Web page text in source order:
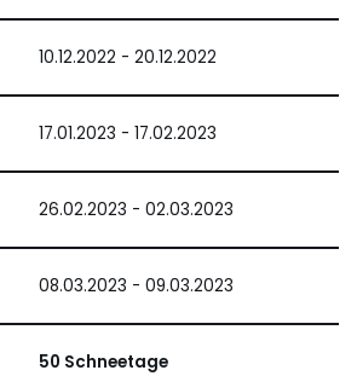
10.12.2022 - 20.12.2022
17.01.2023 - 17.02.2023
26.02.2023 - 02.03.2023
08.03.2023 - 09.03.2023
50 Schneetage